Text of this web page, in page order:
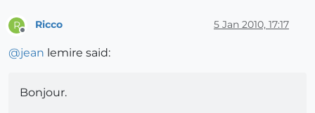
R
Offline
Ricco 5 Jan 2010, 17:17
@jean lemire said:
Bonjour.